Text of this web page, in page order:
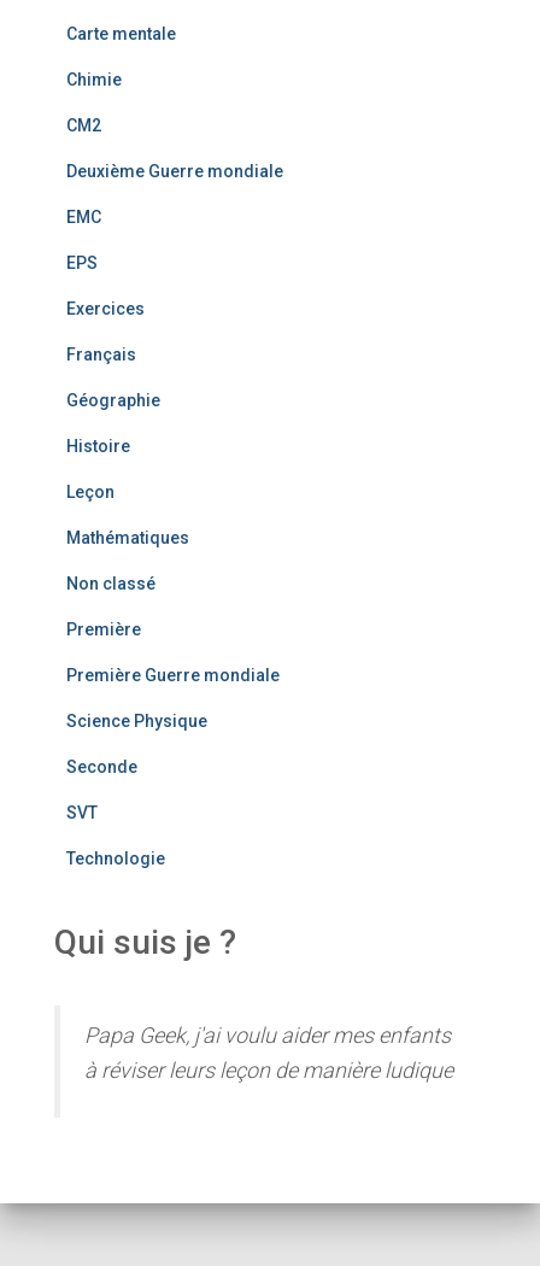
Carte mentale
Chimie
CM2
Deuxième Guerre mondiale
EMC
EPS
Exercices
Français
Géographie
Histoire
Leçon
Mathématiques
Non classé
Première
Première Guerre mondiale
Science Physique
Seconde
SVT
Technologie
Qui suis je ?
Papa Geek, j'ai voulu aider mes enfants
à réviser leurs leçon de manière ludique